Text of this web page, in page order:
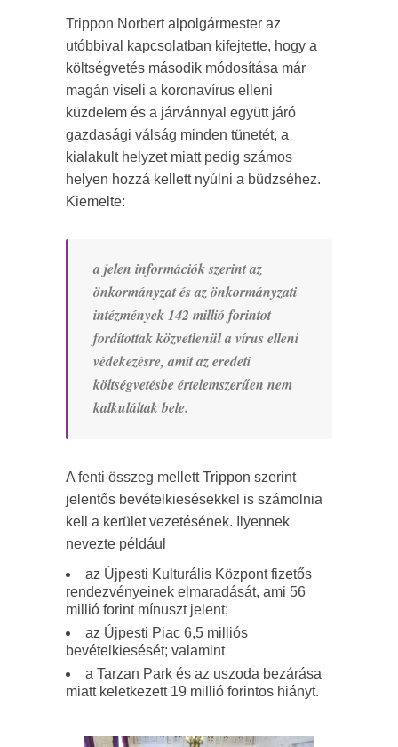
Trippon Norbert alpolgármester az
utóbbival kapcsolatban kifejtette, hogy a
költségvetés második módosítása már
magán viseli a koronavírus elleni
küzdelem és a járvánnyal együtt járó
gazdasági válság minden tünetét, a
kialakult helyzet miatt pedig számos
helyen hozzá kellett nyúlni a büdzséhez.
Kiemelte:
a jelen információk szerint az
önkormányzat és az önkormányzati
intézmények 142 millió forintot
fordítottak közvetlenül a vírus elleni
védekezésre, amit az eredeti
költségvetésbe értelemszerűen nem
kalkuláltak bele.
A fenti összeg mellett Trippon szerint
jelentős bevételkiesésekkel is számolnia
kell a kerület vezetésének. Ilyennek
nevezte például
az Újpesti Kulturális Központ fizetős
rendezvényeinek elmaradását, ami 56
millió forint mínuszt jelent;
az Újpesti Piac 6,5 milliós
bevételkiesését; valamint
a Tarzan Park és az uszoda bezárása
miatt keletkezett 19 millió forintos hiányt.